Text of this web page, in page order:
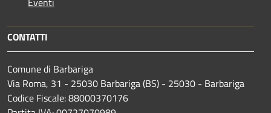
CONTATTI
Comune di Barbariga
Via Roma, 31 - 25030 Barbariga (BS) - 25030 - Barbariga
Codice Fiscale: 88000370176